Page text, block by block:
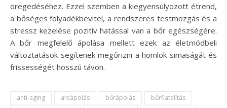
öregedéséhez. Ezzel szemben a kiegyensúlyozott étrend,
a bőséges folyadékbevitel, a rendszeres testmozgás és a
stressz kezelése pozitív hatással van a bőr egészségére.
A bőr megfelelő ápolása mellett ezek az életmódbeli
változtatások segítenek megőrizni a homlok simaságát és
frissességét hosszú távon.
anti-aging arcápolás bőrápolás
bőrfiatalítás